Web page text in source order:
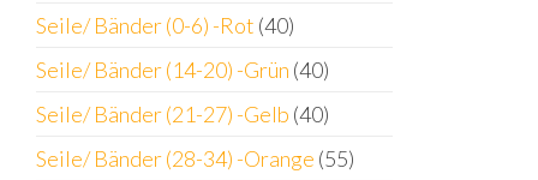
Seile/ Bänder (0-6) -Rot (40)
Seile/ Bänder (14-20) -Grün (40)
Seile/ Bänder (21-27) -Gelb (40)
Seile/ Bänder (28-34) -Orange (55)